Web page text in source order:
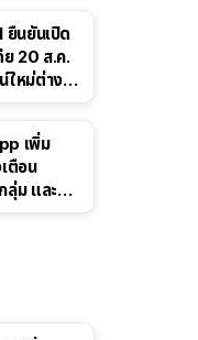
ยืนยันเปิด
ย 20 ส.ค.
ใหม่ต่าง
เพิ่ม
ตือน
ลุ่ม และอัป